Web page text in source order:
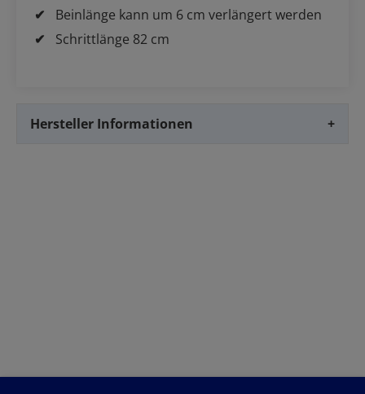
Beinlänge kann um 6 cm verlängert werden
Schrittlänge 82 cm
Hersteller Informationen +